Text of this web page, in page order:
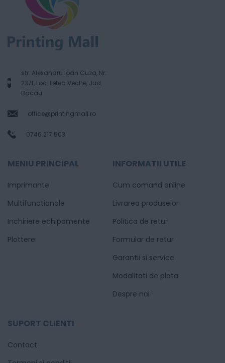
str. Alexandru Ioan Cuza, Nr.
237f, Loc. Letea Veche, Jud.
Bacau
office@printingmall.ro
0746.217.503
MENIU PRINCIPAL
Imprimante
Multifunctionale
Inchiriere echipamente
Plottere
INFORMATII UTILE
Cum comand online
Livrarea produselor
Politica de retur
Formular de retur
Garantii si service
Modalitati de plata
Despre noi
SUPORT CLIENTI
Contact